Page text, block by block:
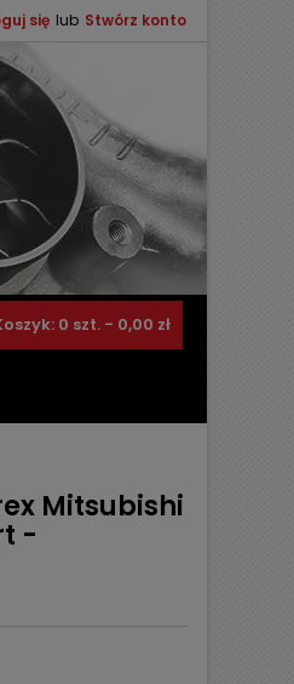
się lub Stwórz konto
0 szt. - 0,00 zł
Mitsubishi
-